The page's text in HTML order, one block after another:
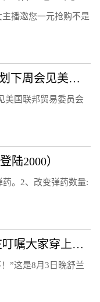
播邀您一元抢购不是
亚马逊（AMZN）公司高管计划下周会见美国联邦贸易委员会（FTC）官员
美国联邦贸易委员会
陆2000）
。2、改变弹药数量:
在现场|骆旭东临牺牲前，还在叮嘱大家穿上救生衣
”这是8月3日晚舒兰